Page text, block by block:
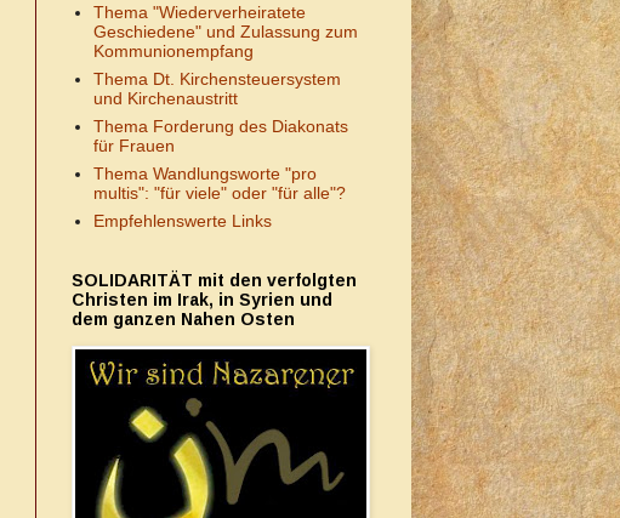
Thema "Wiederverheiratete
Geschiedene" und Zulassung zum
Kommunionempfang
Thema Dt. Kirchensteuersystem
und Kirchenaustritt
Thema Forderung des Diakonats
für Frauen
Thema Wandlungsworte "pro
multis": "für viele" oder "für alle"?
Empfehlenswerte Links
SOLIDARITÄT mit den verfolgten
Christen im Irak, in Syrien und
dem ganzen Nahen Osten